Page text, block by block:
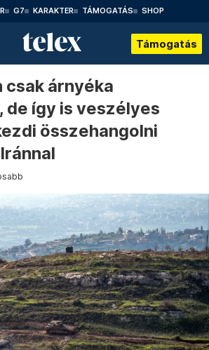
G7 KARAKTER TÁMOGATÁS SHOP
Támogatás
csak árnyéka
de így is veszélyes
összehangolni